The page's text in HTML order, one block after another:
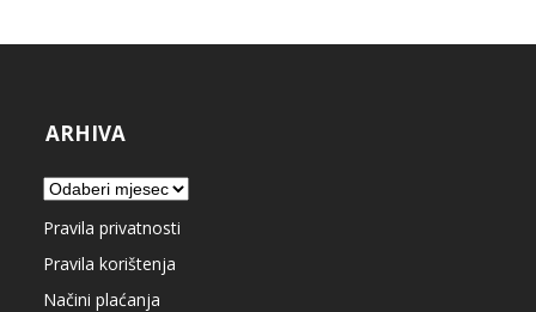
ARHIVA
Arhiva
Pravila privatnosti
Pravila korištenja
Načini plaćanja